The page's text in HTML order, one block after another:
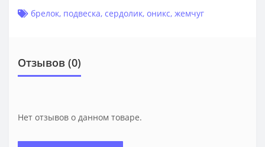
брелок, подвеска, сердолик, оникс, жемчуг
Отзывов (0)
Нет отзывов о данном товаре.